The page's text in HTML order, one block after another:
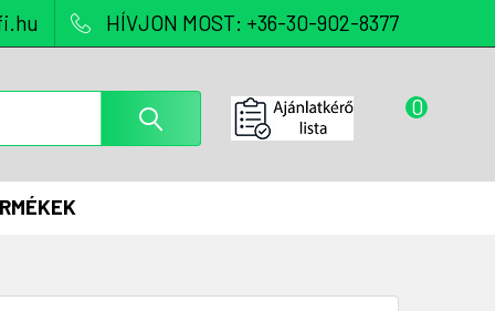
HÍVJON MOST: +36-30-902-8377
0